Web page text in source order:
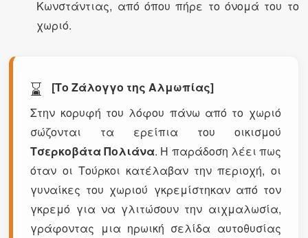
Κωνστάντιας, από όπου πήρε το όνομά του το
χωριό.
⌛
[Το Ζάλογγο της Αλμωπίας]
Στην κορυφή του λόφου πάνω από το χωριό
σώζονται τα ερείπια του οικισμού
Τσερκοβάτα Πολιάνα. Η παράδοση λέει πως
όταν οι Τούρκοι κατέλαβαν την περιοχή, οι
γυναίκες του χωριού γκρεμίστηκαν από τον
γκρεμό για να γλιτώσουν την αιχμαλωσία,
γράφοντας μια ηρωική σελίδα αυτοθυσίας